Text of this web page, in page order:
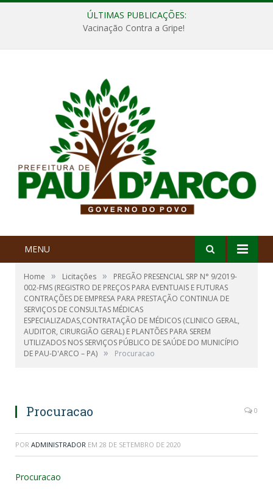
ÚLTIMAS PUBLICAÇÕES:
Vacinação Contra a Gripe!
MENU
Home » Licitações »
PREGÃO PRESENCIAL SRP N° 9/2019-
002-FMS (REGISTRO DE PREÇOS PARA EVENTUAIS E FUTURAS
CONTRAÇÕES DE EMPRESA PARA PRESTAÇÃO CONTINUA DE
SERVIÇOS DE CONSULTAS MÉDICAS
ESPECIALIZADAS,CONTRATAÇÃO DE MÉDICOS (CLINICO GERAL,
AUDITOR, CIRURGIÃO GERAL) E PLANTÕES PARA SEREM
UTILIZADOS NOS SERVIÇOS PÚBLICO DE SAÚDE DO MUNICÍPIO
DE PAU-D'ARCO – PA) » Procuracao
Procuracao 0
POR ADMINISTRADOR EM 28 DE SETEMBRO DE 2020
Procuracao